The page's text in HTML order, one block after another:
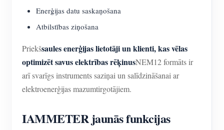
Enerģijas datu saskaņošana
Atbilstības ziņošana
Priekšsaules enerģijas lietotāji un klienti, kas vēlas
optimizēt savus elektrības rēķinusNEM12 formāts ir
arī svarīgs instruments saziņai un salīdzināšanai ar
elektroenerģijas mazumtirgotājiem.
IAMMETER jaunās funkcijas